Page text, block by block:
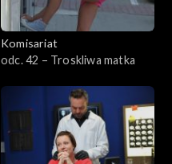
Komisariat
odc. 42 – Troskliwa matka